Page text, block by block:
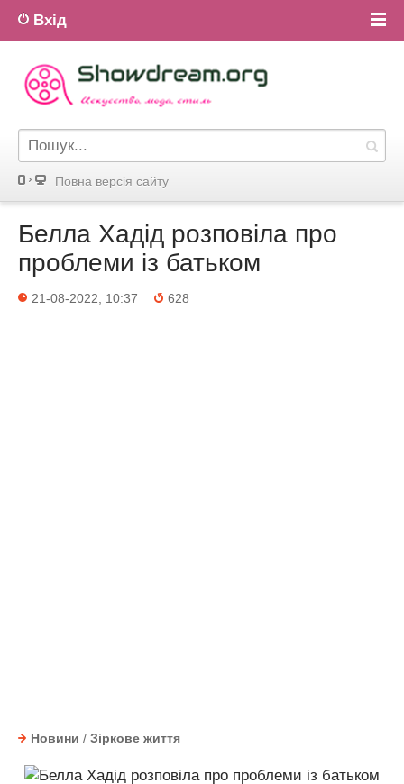
Вхід
Повна версiя сайту
Белла Хадід розповіла про
проблеми із батьком
21-08-2022, 10:37 628
Новини / Зіркове життя